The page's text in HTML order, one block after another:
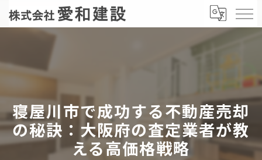
寝屋川市で成功する不動産売却
の秘訣：大阪府の査定業者が教
える高価格戦略